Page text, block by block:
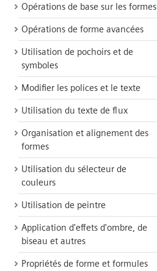
Opérations de base sur les formes
Opérations de forme avancées
Utilisation de pochoirs et de
symboles
Modifier les polices et le texte
Utilisation du texte de flux
Organisation et alignement des
formes
Utilisation du sélecteur de
couleurs
Utilisation de peintre
Application d'effets d'ombre, de
biseau et autres
Propriétés de forme et formules